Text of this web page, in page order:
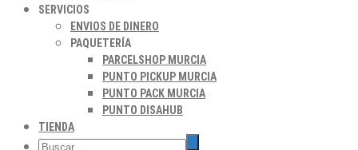
SERVICIOS
ENVIOS DE DINERO
PAQUETERÍA
PARCELSHOP MURCIA
PUNTO PICKUP MURCIA
PUNTO PACK MURCIA
PUNTO DISAHUB
TIENDA